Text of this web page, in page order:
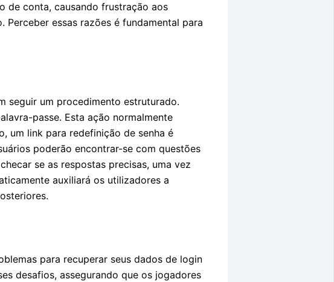
de conta, causando frustração aos
essas razões é fundamental para
seguir um procedimento estruturado.
passe. Esta ação normalmente
um link para redefinição de senha é
poderão encontrar-se com questões
se as respostas precisas, uma vez
auxiliará os utilizadores a
para recuperar seus dados de login
desafios, assegurando que os jogadores